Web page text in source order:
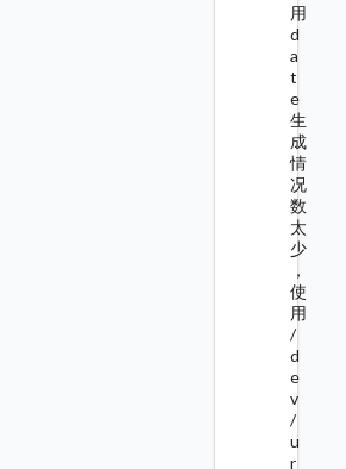
用
d
a
t
e
生
成
情
况
数
太
少
，
使
用
/
d
e
v
/
u
r